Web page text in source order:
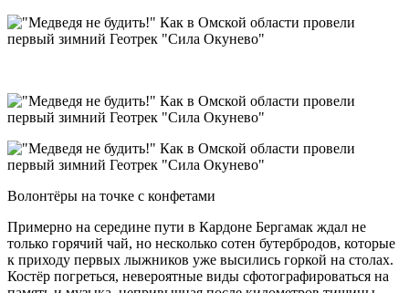
Волонтёры на точке с конфетами
Примерно на середине пути в Кардоне Бергамак ждал не
только горячий чай, но несколько сотен бутербродов, которые
к приходу первых лыжников уже высились горкой на столах.
Костёр погреться, невероятные виды сфотографироваться на